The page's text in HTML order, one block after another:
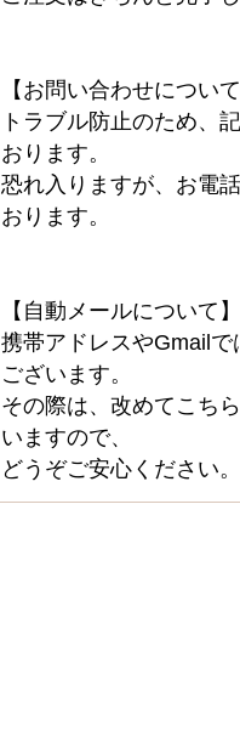
【お問い合わせについ
トラブル防止のため、
おります。
恐れ入りますが、お電
おります。
【自動メールについて】
携帯アドレスやGmail
ございます。
その際は、改めてこち
いますので、
どうぞご安心ください。